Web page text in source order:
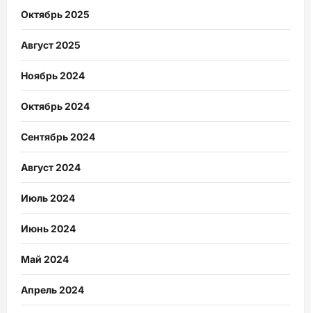
Октябрь 2025
Август 2025
Ноябрь 2024
Октябрь 2024
Сентябрь 2024
Август 2024
Июль 2024
Июнь 2024
Май 2024
Апрель 2024